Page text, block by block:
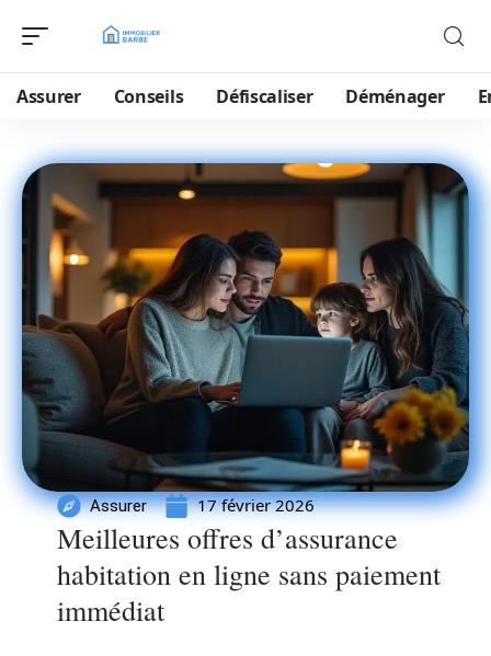
Assurer Conseils Défiscaliser Déménager
Assurer 17 février 2026
Meilleures offres d’assurance
habitation en ligne sans paiement
immédiat